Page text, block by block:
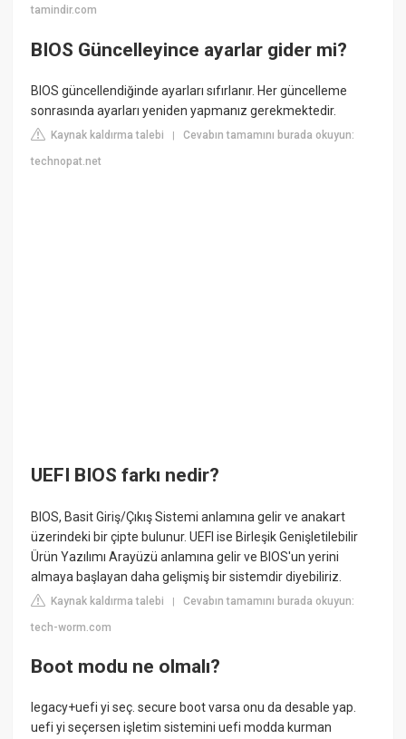
tamindir.com
BIOS Güncelleyince ayarlar gider mi?
BIOS güncellendiğinde ayarları sıfırlanır. Her güncelleme
sonrasında ayarları yeniden yapmanız gerekmektedir.
Kaynak kaldırma talebi |Cevabın tamamını burada okuyun:
technopat.net
UEFI BIOS farkı nedir?
BIOS, Basit Giriş/Çıkış Sistemi anlamına gelir ve anakart
üzerindeki bir çipte bulunur. UEFI ise Birleşik Genişletilebilir
Ürün Yazılımı Arayüzü anlamına gelir ve BIOS'un yerini
almaya başlayan daha gelişmiş bir sistemdir diyebiliriz.
Kaynak kaldırma talebi |Cevabın tamamını burada okuyun:
tech-worm.com
Boot modu ne olmalı?
legacy+uefi yi seç. secure boot varsa onu da desable yap.
uefi yi seçersen işletim sistemini uefi modda kurman